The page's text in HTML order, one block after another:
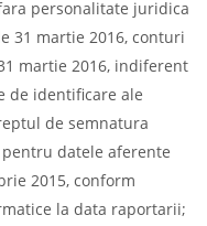
personalitate juridica
31 martie 2016, conturi
martie 2016, indiferent
de identificare ale
de semnatura
datele aferente
2015, conform
la data raportarii;